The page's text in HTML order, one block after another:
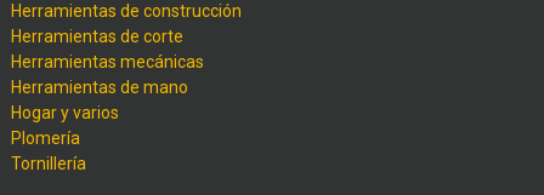
Herramientas de construcción
Herramientas de corte
Herramientas mecánicas
Herramientas de mano
Hogar y varios
Plomería
Tornillería